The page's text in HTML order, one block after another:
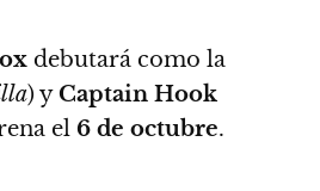
debutará como la
) yCaptain Hook
el 6 de octubre.